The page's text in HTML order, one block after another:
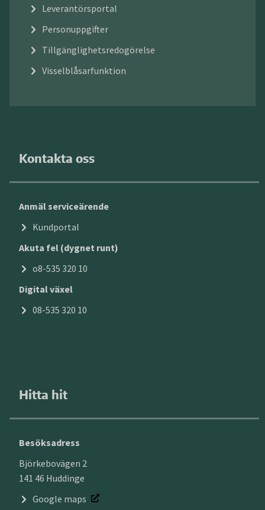
Leverantörsportal
Personuppgifter
Tillgänglighetsredogörelse
Visselblåsarfunktion
Kontakta oss
Anmäl serviceärende
Kundportal
Akuta fel (dygnet runt)
o8-535 320 10
Digital växel
08-535 320 10
Hitta hit
Besöksadress
Björkebovägen 2
141 46 Huddinge
Google maps